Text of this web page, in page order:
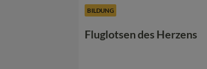
BILDUNG
Fluglotsen des Herzens